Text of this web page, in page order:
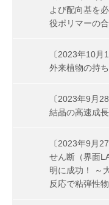
よび配向基を
役ポリマーの
〔2023年10月
外来植物の持
〔2023年9月
結晶の高速成
〔2023年9月
せん断（界面
明に成功！ ～
反応で粘弾性